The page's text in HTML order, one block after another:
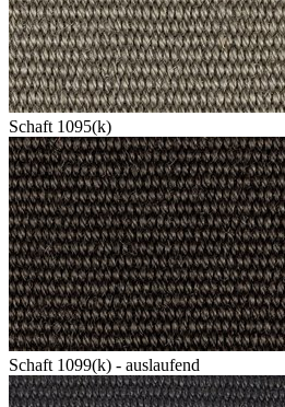
Schaft 1095(k)
Schaft 1099(k) - auslaufend